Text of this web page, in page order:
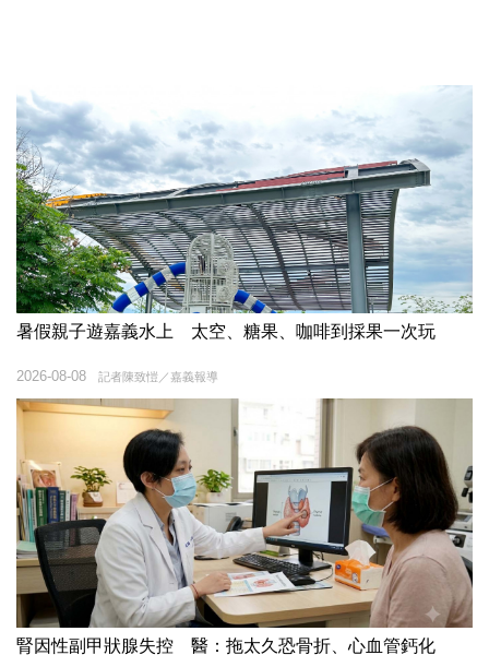
暑假親子遊嘉義水上 太空、糖果、咖啡到採果一次玩
記者陳致愷／嘉義報導
2026-08-08
腎因性副甲狀腺失控 醫：拖太久恐骨折、心血管鈣化